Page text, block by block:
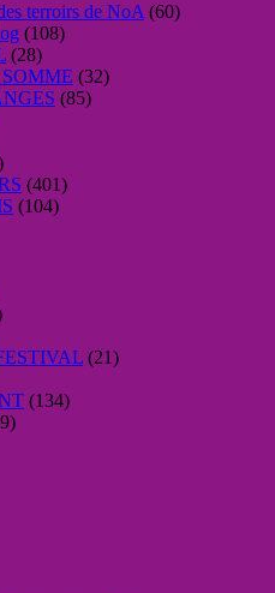
terroirs de NoA (60)
(108)
(28)
(32)
(85)
(401)
(104)
(21)
(134)